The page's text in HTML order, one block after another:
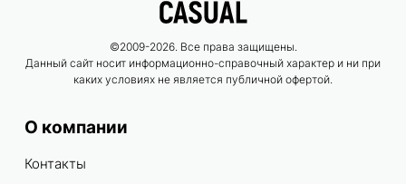
©2009-2026. Все права защищены.
Данный сайт носит информационно-справочный характер и ни при
каких условиях не является публичной офертой.
О компании
Контакты